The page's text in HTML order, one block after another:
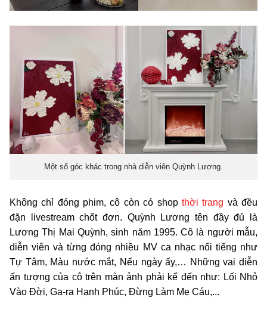
Một số góc khác trong nhà diễn viên Quỳnh Lương.
Không chỉ đóng phim, cô còn có shop thời trang và đều
đặn livestream chốt đơn. Quỳnh Lương tên đầy đủ là
Lương Thị Mai Quỳnh, sinh năm 1995. Cô là người mẫu,
diễn viên và từng đóng nhiều MV ca nhạc nổi tiếng như
Tự Tâm, Màu nước mắt, Nếu ngày ấy,… Những vai diễn
ấn tượng của cô trên màn ảnh phải kể đến như: Lối Nhỏ
Vào Đời, Ga-ra Hạnh Phúc, Đừng Làm Mẹ Cáu,...